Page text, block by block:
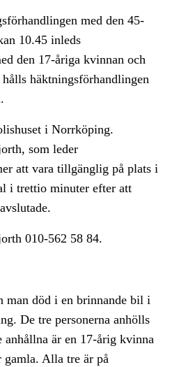
med den 45-
10.45 inleds
den 17-åriga kvinnan och
häktningsförhandlingen
i Norrköping.
som leder
att vara tillgänglig på plats i
i trettio minuter efter att
010-562 58 84.
man död i en brinnande bil i
De tre personerna anhölls
anhållna är en 17-årig kvinna
gamla. Alla tre är på